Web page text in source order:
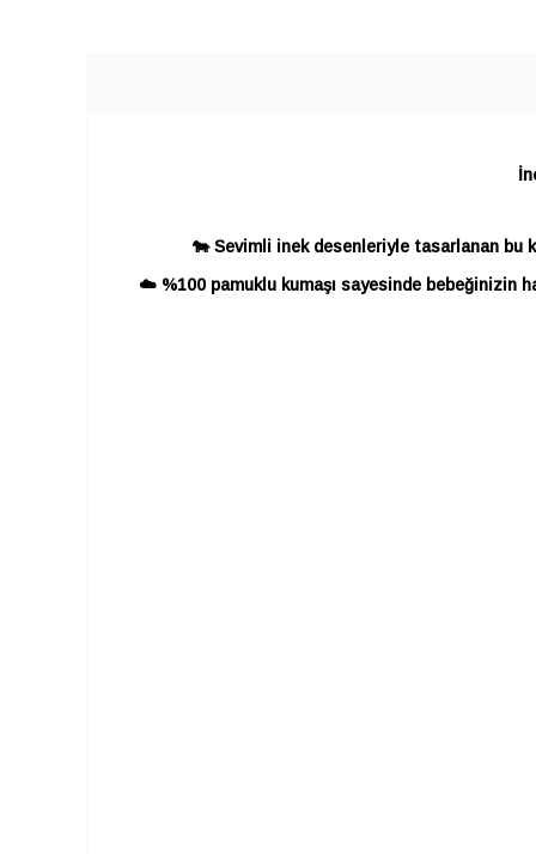
🐄 Sevimli inek desenleriyle tasarlanan bu
☁️ %100 pamuklu kumaşı sayesinde bebeğinizin